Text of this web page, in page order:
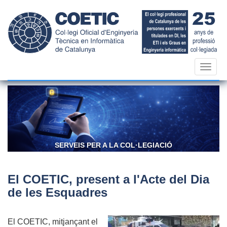
contingut
CONFIANÇA I RESPONSABILITAT
El COETIC, present a l'Acte del Dia
de les Esquadres
El COETIC, mitjançant el